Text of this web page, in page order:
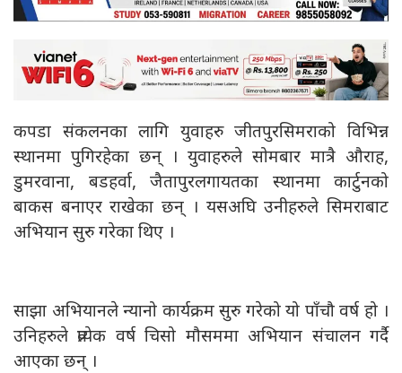
कपडा संकलनका लागि युवाहरु जीतपुरसिमराको विभिन्न
स्थानमा पुगिरहेका छन् । युवाहरुले सोमबार मात्रै औराह,
डुमरवाना, बडहर्वा, जैतापुरलगायतका स्थानमा कार्टुनको
बाकस बनाएर राखेका छन् । यसअघि उनीहरुले सिमराबाट
अभियान सुरु गरेका थिए ।
साझा अभियानले न्यानो कार्यक्रम सुरु गरेको यो पाँचौ वर्ष हो ।
उनिहरुले प्रत्येक वर्ष चिसो मौसममा अभियान संचालन गर्दै
आएका छन् ।